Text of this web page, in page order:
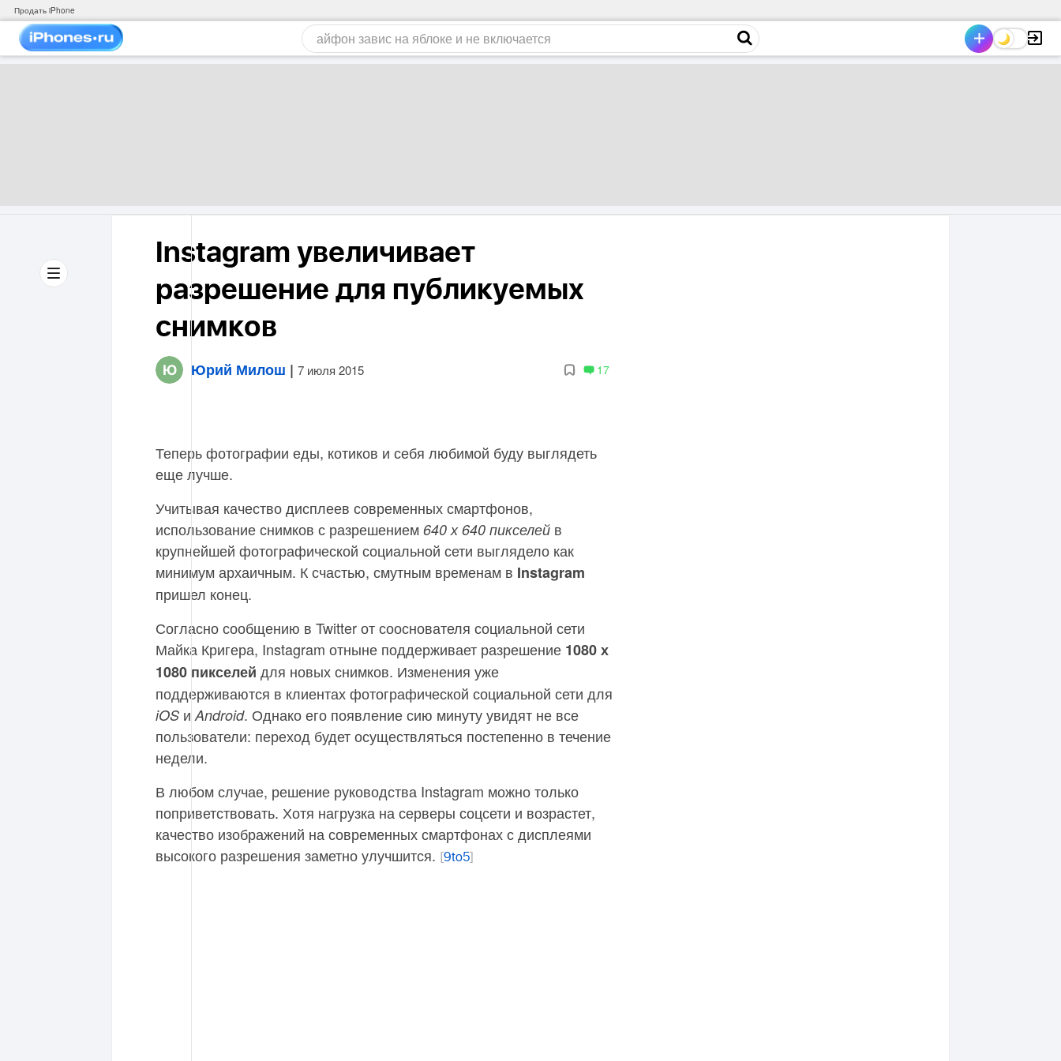
Продать iPhone
Instagram увеличивает
разрешение для публикуемых
снимков
Юрий Милош | 7 июля 2015 17
Теперь фотографии еды, котиков и себя любимой буду выглядеть
еще лучше.
Учитывая качество дисплеев современных смартфонов,
использование снимков с разрешением 640 х 640 пикселей в
крупнейшей фотографической социальной сети выглядело как
минимум архаичным. К счастью, смутным временам в Instagram
пришел конец.
Согласно сообщению в Twitter от сооснователя социальной сети
Майка Кригера, Instagram отныне поддерживает разрешение 1080 х
1080 пикселей для новых снимков. Изменения уже
поддерживаются в клиентах фотографической социальной сети для
iOS и Android. Однако его появление сию минуту увидят не все
пользователи: переход будет осуществляться постепенно в течение
недели.
В любом случае, решение руководства Instagram можно только
поприветствовать. Хотя нагрузка на серверы соцсети и возрастет,
качество изображений на современных смартфонах с дисплеями
высокого разрешения заметно улучшится.
9to5